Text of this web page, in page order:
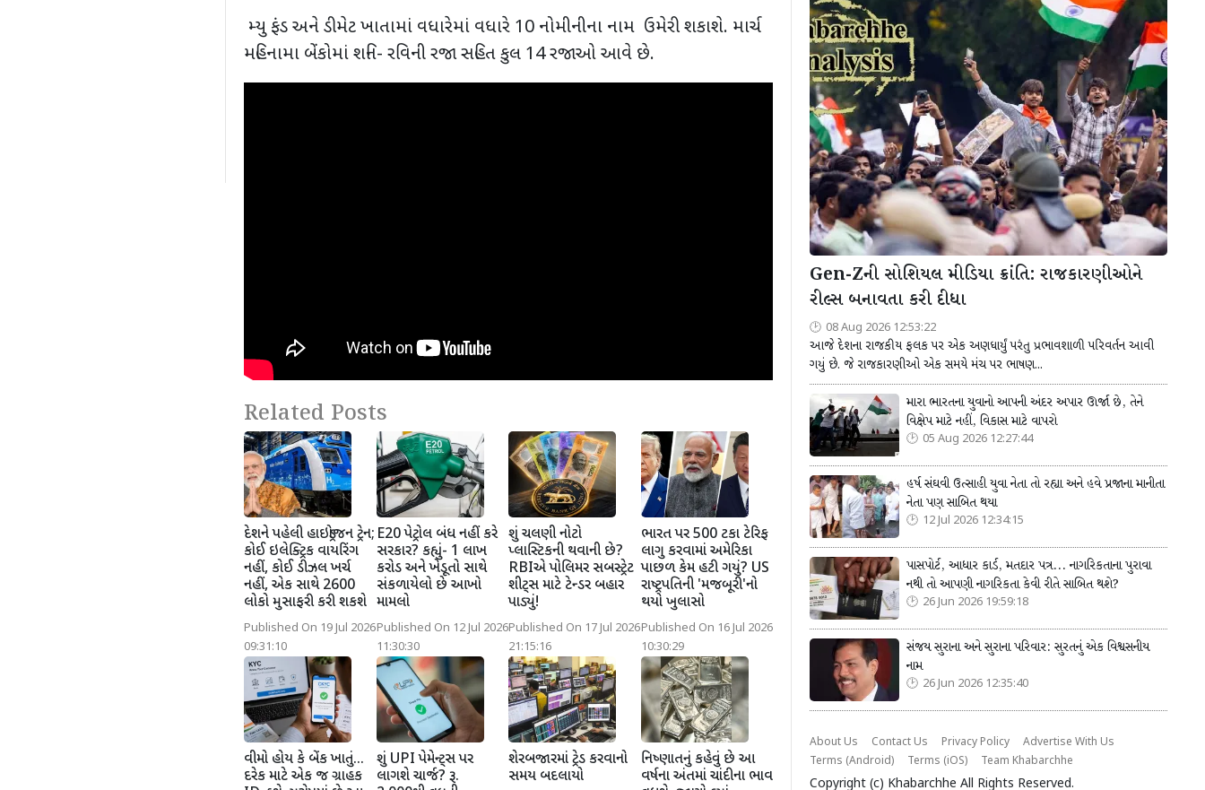
મ્યુ ફંડ અને ડીમેટ ખાતામાં વધારેમાં વધારે 10 નોમીનીના નામ ઉમેરી શકાશે. માર્ચ
મહિનામા બેંકોમાં શનિ- રવિની રજા સહિત કુલ 14રજાઓ આવે છે.
Related Posts
દેશને પહેલી હાઇડ્રોજન ટ્રેન;
કોઈ ઇલેક્ટ્રિક વાયરિંગ
નહીં, કોઈ ડીઝલ ખર્ચ
નહીં, એક સાથે 2600
લોકો મુસાફરી કરી શકશે
Published On 19 Jul 2026
09:31:10
E20 પેટ્રોલ બંધ નહીં કરે
સરકાર? કહ્યું- 1 લાખ
કરોડ અને ખેડૂતો સાથે
સંકળાયેલો છે આખો
મામલો
Published On 12 Jul 2026
11:30:30
શું ચલણી નોટો
પ્લાસ્ટિકની થવાની છે?
RBIએ પોલિમર સબસ્ટ્રેટ
શીટ્સ માટે ટેન્ડર બહાર
પાડ્યું!
Published On 17 Jul 2026
21:15:16
ભારત પર 500 ટકા ટેરિફ
લાગુ કરવામાં અમેરિકા
પાછળ કેમ હટી ગયું? US
રાષ્ટ્રપતિની 'મજબૂરી'નો
થયો ખુલાસો
Published On 16 Jul 2026
10:30:29
વીમો હોય કે બેંક ખાતું...
દરેક માટે એક જ ગ્રાહક
શું UPI પેમેન્ટ્સ પર
લાગશે ચાર્જ? રૂ.
શેરબજારમાં ટ્રેડ કરવાનો
સમય બદલાયો
નિષ્ણાતનું કહેવું છે આ
વર્ષના અંતમાં ચાંદીના ભાવ
Gen-Zની સોશિયલ મીડિયા ક્રાંતિ: રાજકારણીઓને
રીલ્સ બનાવતા કરી દીધા
08 Aug 2026 12:53:22
આજે દેશના રાજકીય ફલક પર એક અણધાર્યું પરંતુ પ્રભાવશાળી પરિવર્તન આવી
ગયું છે. જે રાજકારણીઓ એક સમયે મંચ પર ભાષણ...
મારા ભારતના યુવાનો આપની અંદર અપાર ઊર્જા છે, તેને
વિક્ષેપ માટે નહીં, વિકાસ માટે વાપરો
05 Aug 2026 12:27:44
હર્ષ સંઘવી ઉત્સાહી યુવા નેતા તો રહ્યા અને હવે પ્રજાના માનીતા
નેતા પણ સાબિત થયા
12 Jul 2026 12:34:15
પાસપોર્ટ, આધાર કાર્ડ, મતદાર પત્ર... નાગરિકતાના પુરાવા
નથી તો આપણી નાગરિકતા કેવી રીતે સાબિત થશે?
26 Jun 2026 19:59:18
સંજય સુરાના અને સુરાના પરિવાર: સુરતનું એક વિશ્વસનીય
નામ
26 Jun 2026 12:35:40
About Us Contact Us Privacy Policy
Advertise With Us
Terms (Android)
Terms (iOS) Team Khabarchhe
Copyright (c) Khabarchhe All Rights Reserved.